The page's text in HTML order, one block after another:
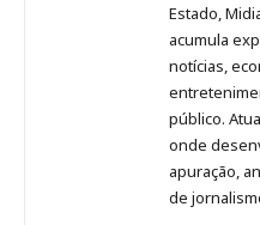
Estado,
acumula
notícias,
público.
onde
apuração,
de